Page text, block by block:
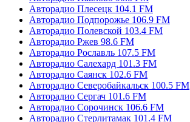
Авторадио Плесецк 104.1 FM
Авторадио Подпорожье 106.9 FM
Авторадио Полевской 103.4 FM
Авторадио Ржев 98.6 FM
Авторадио Рославль 107.5 FM
Авторадио Салехард 101.3 FM
Авторадио Саянск 102.6 FM
Авторадио Северобайкальск 100.5 FM
Авторадио Сергач 101.6 FM
Авторадио Сорочинск 106.6 FM
Авторадио Стерлитамак 101.4 FM